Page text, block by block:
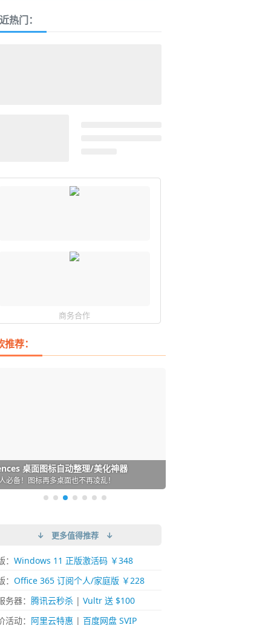
热门：
商务合作
荐：
必备的下载神器
的 Windows 平台下载工具
6 Pro 搜索神器
回不去！大幅提高 Windows 文件搜索效率
桌面图标自动整理/美化神器
必备！图标再多桌面也不再凌乱！
Desktop 虚拟机
上流畅运行 Windows (支持 M 芯片)
下载网络视频的神器 (Mac)
下视频，超简单好用！谁用谁知道
- 极简好用的 Markdown 编辑器
写作体验！跨平台支持 Win / Mac
↓ 更多值得推荐 ↓
Windows 11 正版激活码 ￥348
Office 365 订阅个人/家庭版 ￥228
务器： 腾讯云秒杀| Vultr 送 $100
活动： 阿里云特惠 | 百度网盘 SVIP